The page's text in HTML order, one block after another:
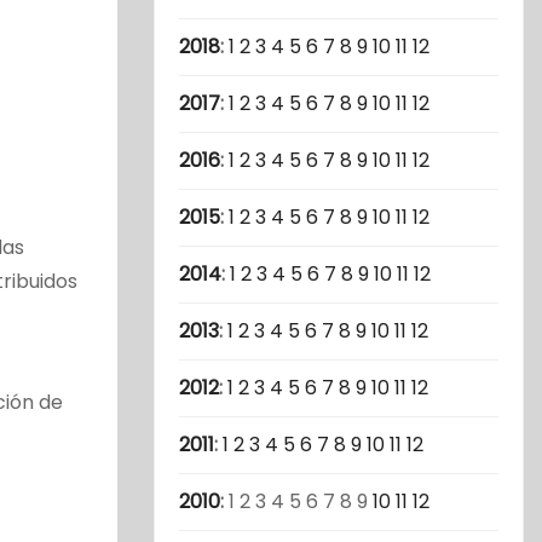
de
2018:1 23 4 56 7 8 91011 12
2017:1 23 4 56 7 8 91011 12
2016:1 23 4 56 7 8 91011 12
2015:1 23 4 56 7 8 91011 12
2014:1 23 4 56 7 8 91011 12
2013:1 23 4 56 7 8 91011 12
2012:1 23 4 56 7 8 91011 12
2011:1 23 4 56 7 8 91011 12
2010:1 23 4 5 6 7 8 9 1011 12